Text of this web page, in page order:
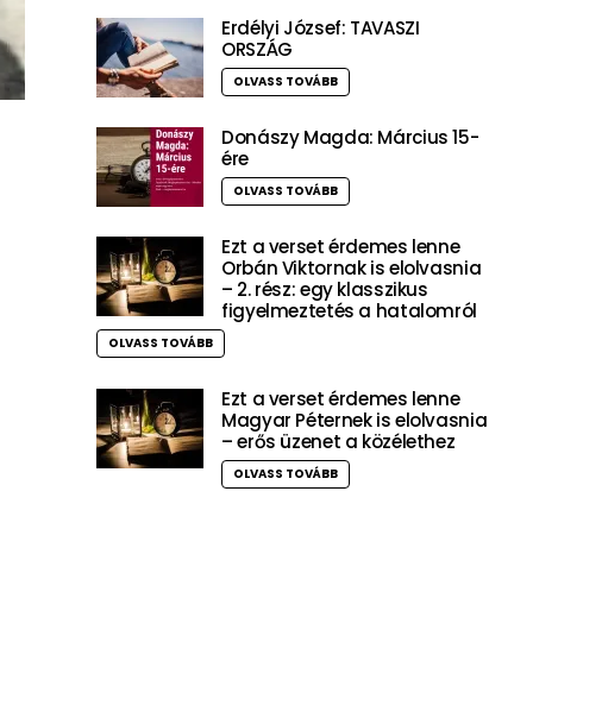
Erdélyi József: TAVASZI
ORSZÁG
OLVASS TOVÁBB
Donászy Magda: Március 15-
ére
OLVASS TOVÁBB
Ezt a verset érdemes lenne
Orbán Viktornak is elolvasnia
– 2. rész: egy klasszikus
figyelmeztetés a hatalomról
OLVASS TOVÁBB
Ezt a verset érdemes lenne
Magyar Péternek is elolvasnia
– erős üzenet a közélethez
OLVASS TOVÁBB